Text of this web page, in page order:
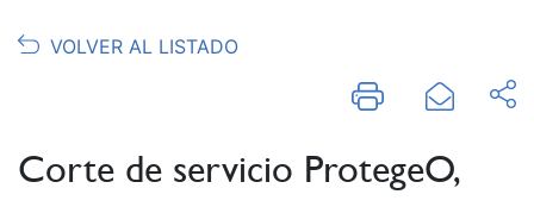
VOLVER AL LISTADO
Corte de servicio ProtegeO,